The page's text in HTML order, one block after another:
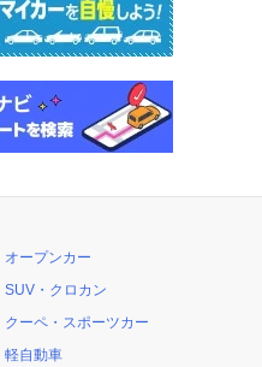
オープンカー
SUV・クロカン
クーペ・スポーツカー
軽自動車